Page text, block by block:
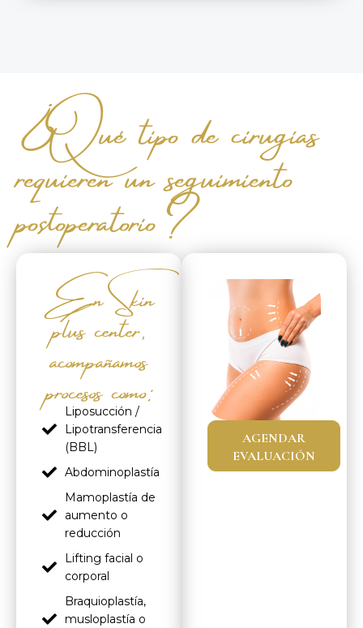
¿Qué tipo de cirugías
requieren un seguimiento
postoperatorio?
En Skin
plus center,
acompañamos
procesos como:
Liposucción /
Lipotransferencia
(BBL)
Abdominoplastía
Mamoplastía de
aumento o
reducción
Lifting facial o
corporal
Braquioplastía,
musloplastía o
AGENDAR
EVALUACIÓN